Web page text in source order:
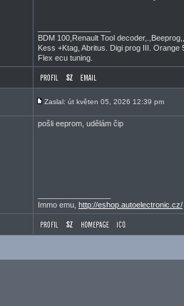
BDM 100,Renault Tool
Kess +Ktag, Abritus. Digi prog III. Orange
Flex ecu tuning.
Zaslal: út květen 05, 2026 12:39 pm
pošli eeprom, udělám čip
Immo emu, http://eshop.autoelectronic.cz/